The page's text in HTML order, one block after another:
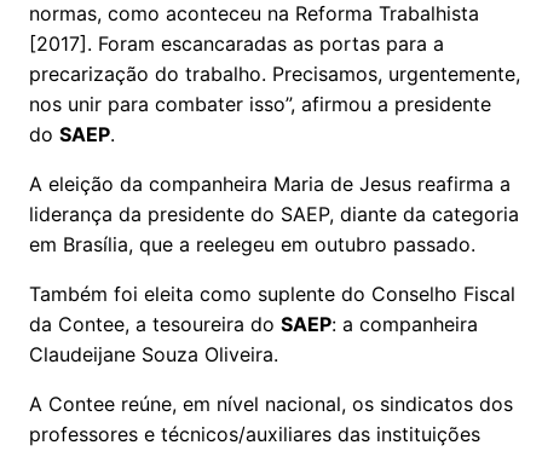
normas, como aconteceu na Reforma Trabalhista
[2017]. Foram escancaradas as portas para a
precarização do trabalho. Precisamos, urgentemente,
nos unir para combater isso”, afirmou a presidente
do SAEP.
A eleição da companheira Maria de Jesus reafirma a
liderança da presidente do SAEP, diante da categoria
em Brasília, que a reelegeu em outubro passado.
Também foi eleita como suplente do Conselho Fiscal
da Contee, a tesoureira do SAEP: a companheira
Claudeijane Souza Oliveira.
A Contee reúne, em nível nacional, os sindicatos dos
professores e técnicos/auxiliares das instituições